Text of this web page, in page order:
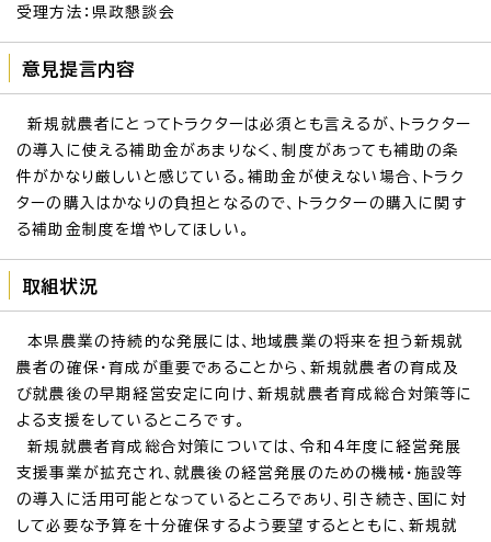
受理方法：県政懇談会
意見提言内容
新規就農者にとってトラクターは必須とも言えるが、トラクター
の導入に使える補助金があまりなく、制度があっても補助の条
件がかなり厳しいと感じている。補助金が使えない場合、トラク
ターの購入はかなりの負担となるので、トラクターの購入に関す
る補助金制度を増やしてほしい。
取組状況
本県農業の持続的な発展には、地域農業の将来を担う新規就
農者の確保・育成が重要であることから、新規就農者の育成及
び就農後の早期経営安定に向け、新規就農者育成総合対策等に
よる支援をしているところです。
新規就農者育成総合対策については、令和4年度に経営発展
支援事業が拡充され、就農後の経営発展のための機械・施設等
の導入に活用可能となっているところであり、引き続き、国に対
して必要な予算を十分確保するよう要望するとともに、新規就